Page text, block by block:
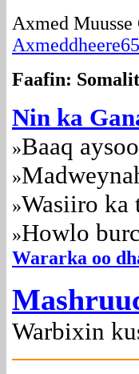
Axmed
Faafin:
Nin ka
»Baaq
»
»Wasiiro ka
»Howlo
Wararka oo
Warbixin